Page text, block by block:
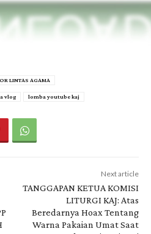
LINTAS AGAMA
vlog lomba youtube kaj
Next article
TANGGAPAN KETUA KOMISI
LITURGI KAJ: Atas
Beredarnya Hoax Tentang
Warna Pakaian Umat Saat